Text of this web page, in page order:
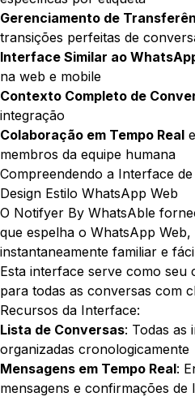
Gerenciamento de
transições perfeitas de
Interface Similar ao
na web e mobile
Contexto Completo de
integração
Colaboração em Tempo Real
membros da equipe humana
Compreendendo a Interface
Design Estilo WhatsApp Web
O Notifyer By WhatsAble
que espelha o WhatsApp
instantaneamente familiar e
Esta interface serve como
para todas as conversas com
Recursos da Interface:
Lista de Conversas: Todas as
organizadas cronologicamente
Mensagens em Tempo Real:
mensagens e confirmações de